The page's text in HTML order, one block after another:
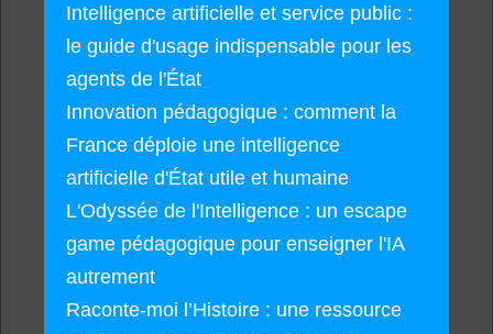
Intelligence artificielle et service public :
le guide d'usage indispensable pour les
agents de l'État
Innovation pédagogique : comment la
France déploie une intelligence
artificielle d'État utile et humaine
L'Odyssée de l'Intelligence : un escape
game pédagogique pour enseigner l'IA
autrement
Raconte-moi l’Histoire : une ressource